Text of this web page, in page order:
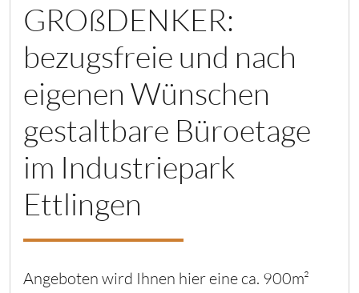
GROßDENKER:
bezugsfreie und nach
eigenen Wünschen
gestaltbare Büroetage
im Industriepark
Ettlingen
Angeboten wird Ihnen hier eine ca. 900m²